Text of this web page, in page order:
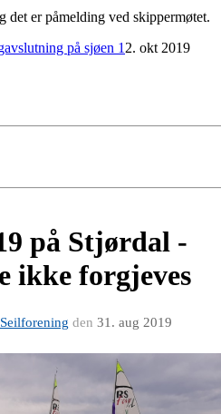
det er påmelding ved skippermøtet.
på sjøen 1 2. okt 2019
på Stjørdal -
ikke forgjeves
den 31. aug 2019